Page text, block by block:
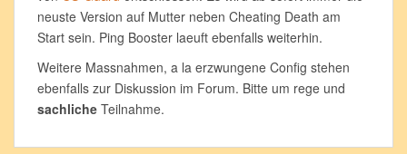
neuste Version auf Mutter neben Cheating Death am
Start sein. Ping Booster laeuft ebenfalls weiterhin.
Weitere Massnahmen, a la erzwungene Config stehen
ebenfalls zur Diskussion im Forum. Bitte um rege und
sachliche Teilnahme.